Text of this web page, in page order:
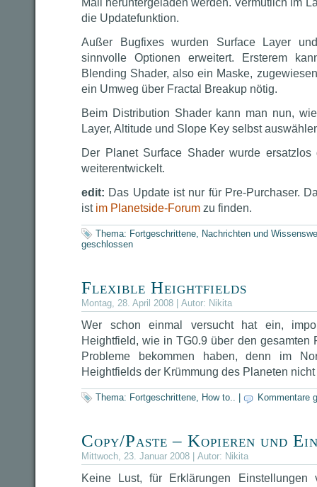
Mail heruntergeladen werden. Vermutlich im
die Updatefunktion.
Außer Bugfixes wurden Surface Layer
sinnvolle Optionen erweitert. Ersterem
Blending Shader, also ein Maske,
ein Umweg über Fractal Breakup nötig.
Beim Distribution Shader kann man nun,
Layer, Altitude und Slope Key selbst
Der Planet Surface Shader wurde
weiterentwickelt.
edit: Das Update ist nur für Pre-Purchaser.
ist im Planetside-Forum zu finden.
Thema: Fortgeschrittene, Nachrichten und
geschlossen
Flexible Heightfields
Montag, 28. April 2008 | Autor: Nikita
Wer schon einmal versucht hat ein,
Heightfield, wie in TG0.9 über den gesamten
Probleme bekommen haben, denn im
Heightfields der Krümmung des Planeten
Thema: Fortgeschrittene, How to.. Kommentare
Copy/Paste – Kopieren und
Mittwoch, 23. Januar 2008 | Autor: Nikita
Keine Lust, für Erklärungen Einstellungen